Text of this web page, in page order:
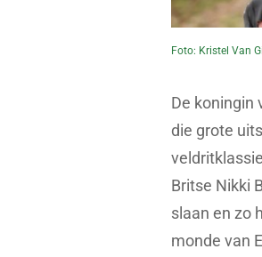
Foto: Kristel Van
De koningin
die grote
Britse Nikki
slaan en zo
monde van